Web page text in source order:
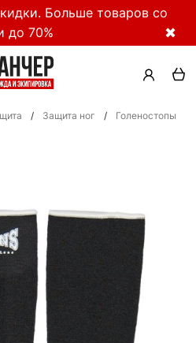
Больше товаров со
до 70%
✖
/ Защита ног /
Голеностопы